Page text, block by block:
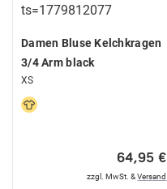
Damen Bluse Kelchkragen
3/4 Arm black
XS
64,95 €
zzgl. MwSt. &Versand